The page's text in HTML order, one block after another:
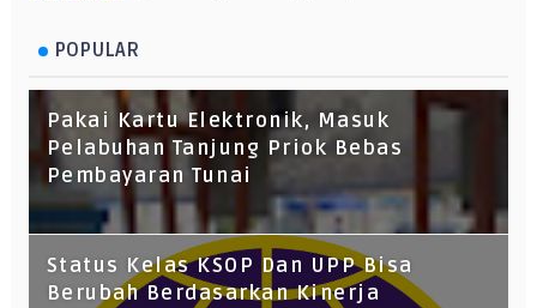
POPULAR
Pakai Kartu Elektronik, Masuk
Pelabuhan Tanjung Priok Bebas
Pembayaran Tunai
Status Kelas KSOP Dan UPP Bisa
Berubah Berdasarkan Kinerja